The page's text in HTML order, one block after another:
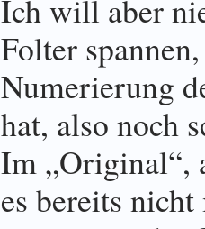
Ich will aber
Folter
Numerierung
hat, also noch
Im „Original“,
es bereits